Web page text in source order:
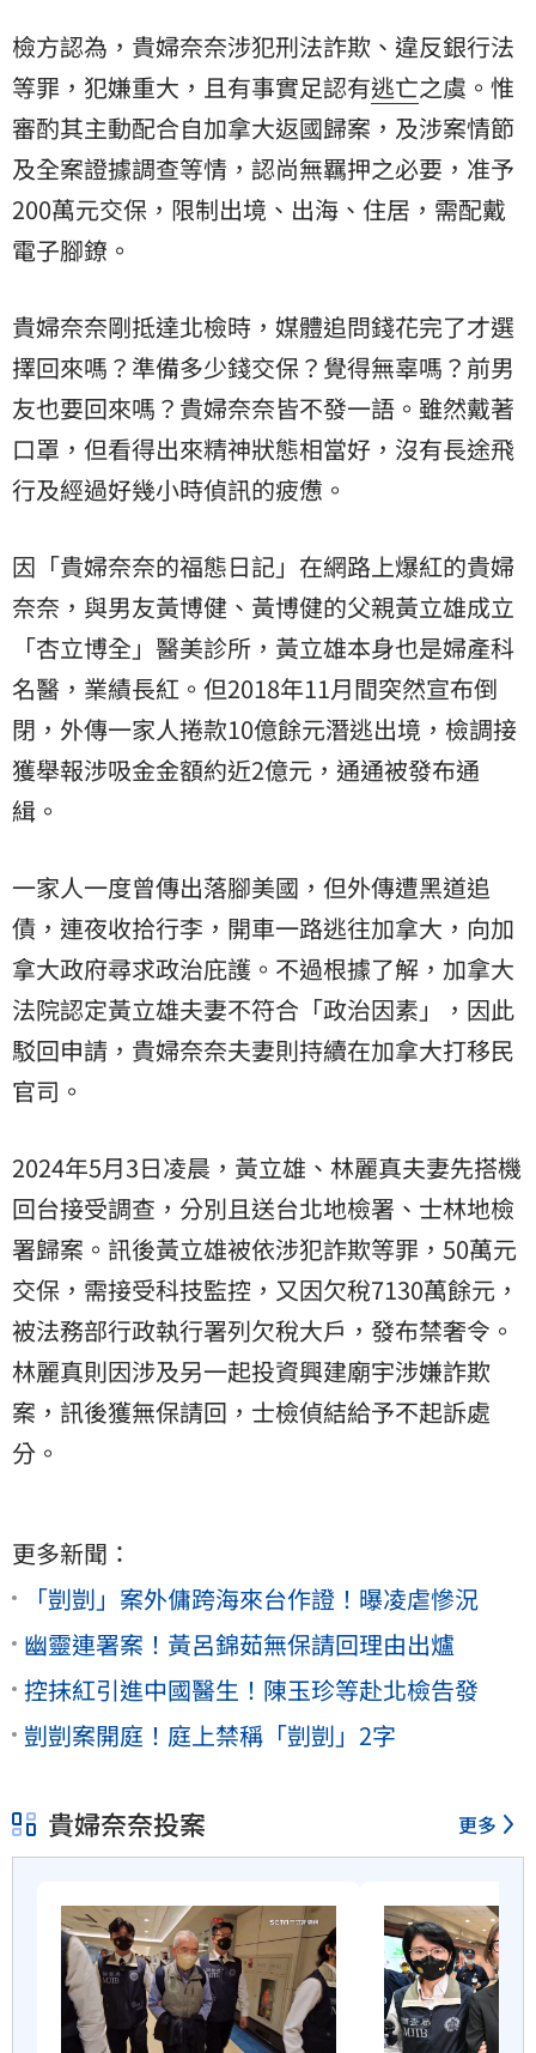
檢方認為，貴婦奈奈涉犯刑法詐欺、違反銀行法
等罪，犯嫌重大，且有事實足認有逃亡之虞。惟
審酌其主動配合自加拿大返國歸案，及涉案情節
及全案證據調查等情，認尚無羈押之必要，准予
200萬元交保，限制出境、出海、住居，需配戴
電子腳鐐。
貴婦奈奈剛抵達北檢時，媒體追問錢花完了才選
擇回來嗎？準備多少錢交保？覺得無辜嗎？前男
友也要回來嗎？貴婦奈奈皆不發一語。雖然戴著
口罩，但看得出來精神狀態相當好，沒有長途飛
行及經過好幾小時偵訊的疲憊。
因「貴婦奈奈的福態日記」在網路上爆紅的貴婦
奈奈，與男友黃博健、黃博健的父親黃立雄成立
「杏立博全」醫美診所，黃立雄本身也是婦產科
名醫，業績長紅。但2018年11月間突然宣布倒
閉，外傳一家人捲款10億餘元潛逃出境，檢調接
獲舉報涉吸金金額約近2億元，通通被發布通
緝。
一家人一度曾傳出落腳美國，但外傳遭黑道追
債，連夜收拾行李，開車一路逃往加拿大，向加
拿大政府尋求政治庇護。不過根據了解，加拿大
法院認定黃立雄夫妻不符合「政治因素」，因此
駁回申請，貴婦奈奈夫妻則持續在加拿大打移民
官司。
2024年5月3日凌晨，黃立雄、林麗真夫妻先搭機
回台接受調查，分別且送台北地檢署、士林地檢
署歸案。訊後黃立雄被依涉犯詐欺等罪，50萬元
交保，需接受科技監控，又因欠稅7130萬餘元，
被法務部行政執行署列欠稅大戶，發布禁奢令。
林麗真則因涉及另一起投資興建廟宇涉嫌詐欺
案，訊後獲無保請回，士檢偵結給予不起訴處
分。
更多新聞：
「剴剴」案外傭跨海來台作證！曝凌虐慘況
幽靈連署案！黃呂錦茹無保請回理由出爐
控抹紅引進中國醫生！陳玉珍等赴北檢告發
剴剴案開庭！庭上禁稱「剴剴」2字
貴婦奈奈投案 更多